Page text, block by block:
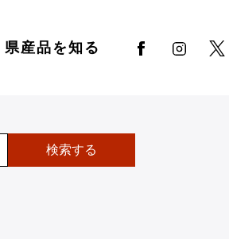
県産品を知る
検索する